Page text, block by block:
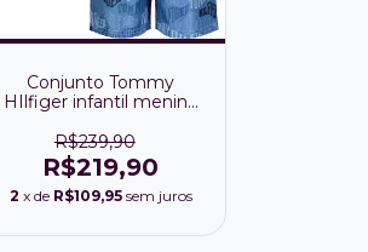
Conjunto Tommy
HIlfiger infantil menino
R$239,90
R$219,90
2 x de R$109,95 sem juros